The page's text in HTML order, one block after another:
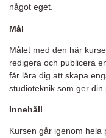
något eget.
Mål
Målet med den här
redigera och publicera
får lära dig att skapa
studioteknik som ger din
Innehåll
Kursen går igenom hela